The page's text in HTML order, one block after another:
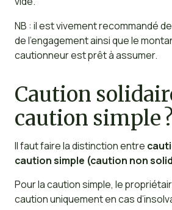
NB : il est vivement recommandé
de l’engagement ainsi que le
cautionneur est prêt à assumer.
Caution
caution simple ?
Il faut faire la distinction entre
caution simple (caution non
Pour la caution simple, le
caution uniquement en cas